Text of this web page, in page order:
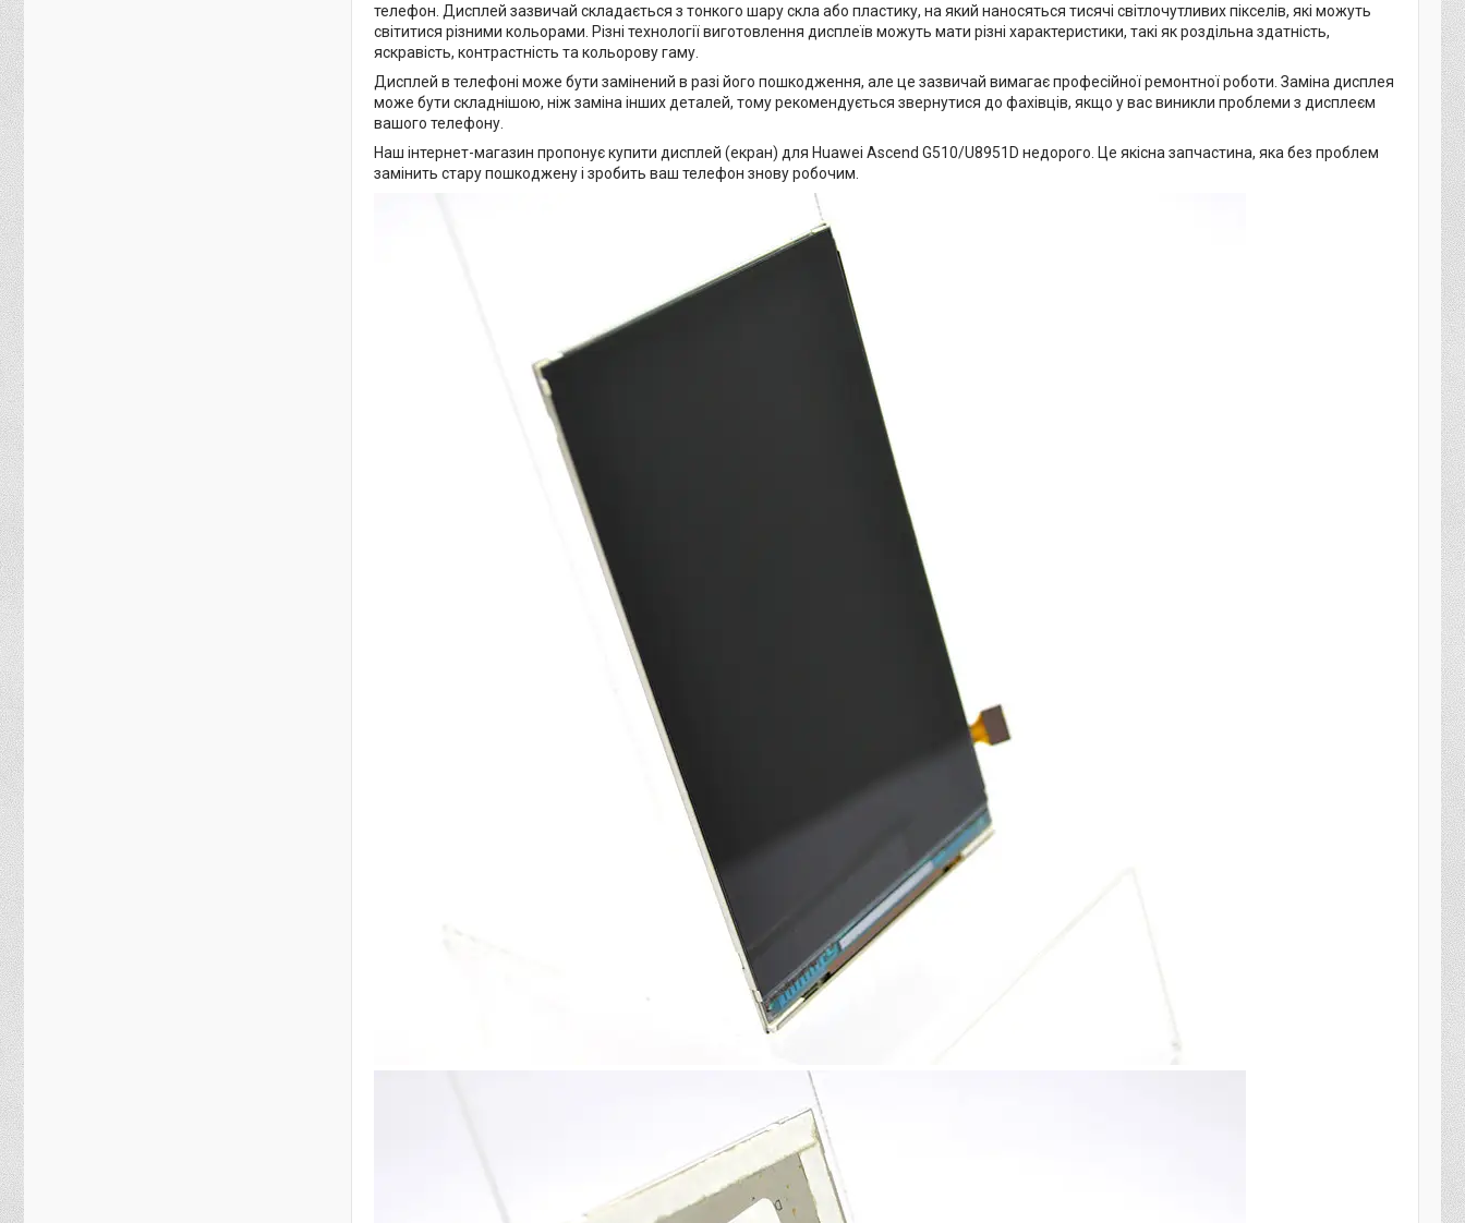
телефон. Дисплей зазвичай складається з тонкого шару скла або пластику, на який наносяться тисячі світлочутливих пікселів, які можуть
світитися різними кольорами. Різні технології виготовлення дисплеїв можуть мати різні характеристики, такі як роздільна здатність,
яскравість, контрастність та кольорову гаму.
Дисплей в телефоні може бути замінений в разі його пошкодження, але це зазвичай вимагає професійної ремонтної роботи. Заміна дисплея
може бути складнішою, ніж заміна інших деталей, тому рекомендується звернутися до фахівців, якщо у вас виникли проблеми з дисплеєм
вашого телефону.
Наш інтернет-магазин пропонує купити дисплей (екран) для Huawei Ascend G510/U8951D недорого. Це якісна запчастина, яка без проблем
замінить стару пошкоджену і зробить ваш телефон знову робочим.